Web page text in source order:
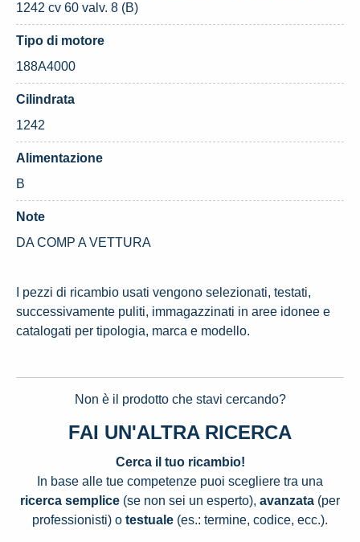
1242 cv 60 valv. 8 (B)
Tipo di motore
188A4000
Cilindrata
1242
Alimentazione
B
Note
DA COMP A VETTURA
I pezzi di ricambio usati vengono selezionati, testati,
successivamente puliti, immagazzinati in aree idonee e
catalogati per tipologia, marca e modello.
Non è il prodotto che stavi cercando?
FAI UN'ALTRA RICERCA
Cerca il tuo ricambio!
In base alle tue competenze puoi scegliere tra una
ricerca semplice (se non sei un esperto), avanzata (per
professionisti) o testuale (es.: termine, codice, ecc.).